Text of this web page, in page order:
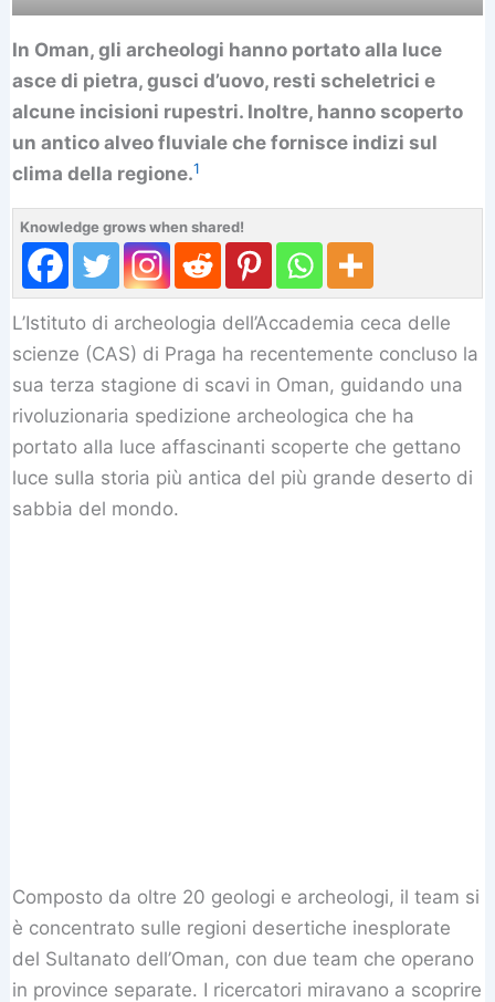
In Oman, gli archeologi hanno portato alla luce
asce di pietra, gusci d’uovo, resti scheletrici e
alcune incisioni rupestri. Inoltre, hanno scoperto
un antico alveo fluviale che fornisce indizi sul
clima della regione.1
Knowledge grows when shared!
L’Istituto di archeologia dell’Accademia ceca delle
scienze (CAS) di Praga ha recentemente concluso la
sua terza stagione di scavi in Oman, guidando una
rivoluzionaria spedizione archeologica che ha
portato alla luce affascinanti scoperte che gettano
luce sulla storia più antica del più grande deserto di
sabbia del mondo.
Composto da oltre 20 geologi e archeologi, il team si
è concentrato sulle regioni desertiche inesplorate
del Sultanato dell’Oman, con due team che operano
in province separate. I ricercatori miravano a scoprire